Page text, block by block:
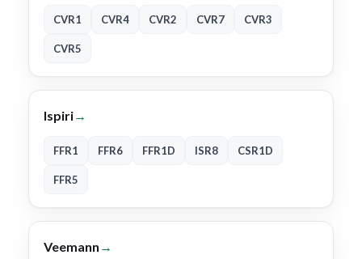
CVR1 CVR4 CVR2 CVR7 CVR3
CVR5
Ispiri→
FFR1 FFR6 FFR1D ISR8 CSR1D
FFR5
Veemann →